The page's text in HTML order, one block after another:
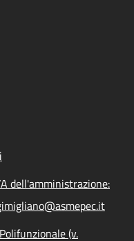
dell'amministrazione:
(v.